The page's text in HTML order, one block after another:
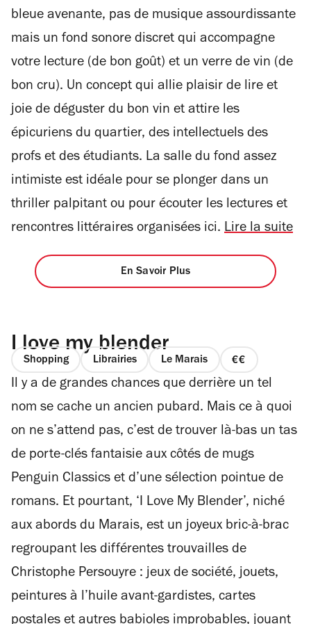
bleue avenante, pas de musique assourdissante
mais un fond sonore discret qui accompagne
votre lecture (de bon goût) et un verre de vin (de
bon cru). Un concept qui allie plaisir de lire et
joie de déguster du bon vin et attire les
épicuriens du quartier, des intellectuels des
profs et des étudiants. La salle du fond assez
intimiste est idéale pour se plonger dans un
thriller palpitant ou pour écouter les lectures et
rencontres littéraires organisées ici. Lire la suite
En Savoir Plus
I love my blender
Shopping Librairies Le Marais
prix
2
Il y a de grandes chances que derrière un tel
nom se cache un ancien pubard. Mais ce à quoi
on ne s’attend pas, c’est de trouver là-bas un tas
de porte-clés fantaisie aux côtés de mugs
Penguin Classics et d’une sélection pointue de
romans. Et pourtant, ‘I Love My Blender’, niché
aux abords du Marais, est un joyeux bric-à-brac
regroupant les différentes trouvailles de
Christophe Persouyre : jeux de société, jouets,
peintures à l’huile avant-gardistes, cartes